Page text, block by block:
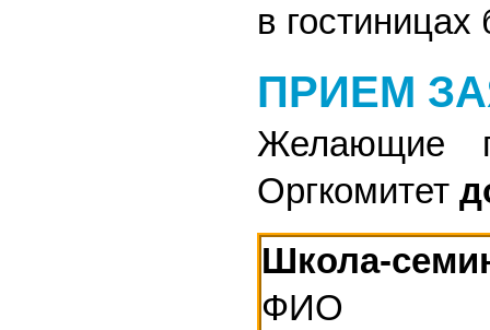
в
ПРИЕМ
Желающие
Оргкомитет
Школа-
ФИО